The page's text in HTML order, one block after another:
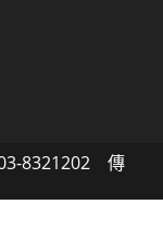
8321202 傳